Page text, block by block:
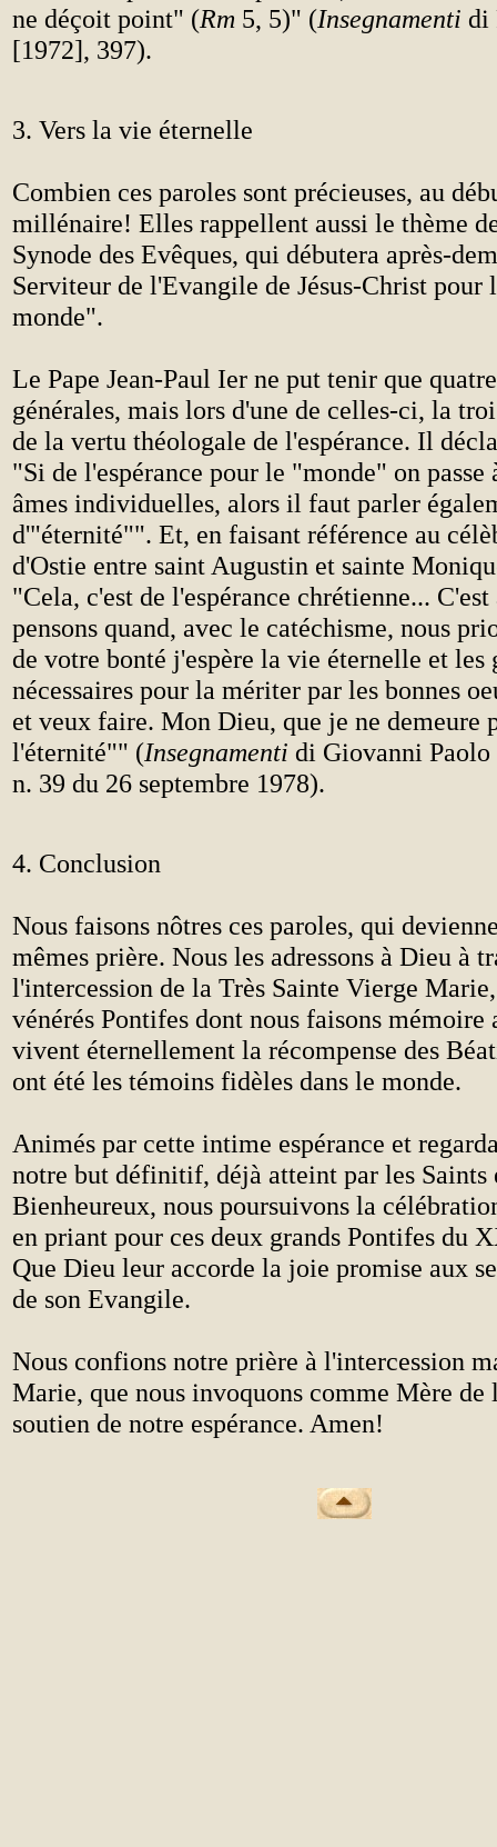
ne déçoit point" (Rm 5, 5)" (Insegnamenti di
[1972], 397).
3. Vers la vie éternelle
Combien ces paroles sont précieuses, au
millénaire! Elles rappellent aussi le thème
Synode des Evêques, qui débutera après-
Serviteur de l'Evangile de Jésus-Christ pour
monde".
Le Pape Jean-Paul Ier ne put tenir que
générales, mais lors d'une de celles-ci, la
de la vertu théologale de l'espérance. Il
"Si de l'espérance pour le "monde" on passe
âmes individuelles, alors il faut parler
d'"éternité"". Et, en faisant référence au
d'Ostie entre saint Augustin et sainte
"Cela, c'est de l'espérance chrétienne...
pensons quand, avec le catéchisme, nous
de votre bonté j'espère la vie éternelle et les
nécessaires pour la mériter par les bonnes
et veux faire. Mon Dieu, que je ne demeure
l'éternité"" (Insegnamenti di Giovanni
n. 39 du 26 septembre 1978).
4. Conclusion
Nous faisons nôtres ces paroles, qui
mêmes prière. Nous les adressons à Dieu à
l'intercession de la Très Sainte Vierge
vénérés Pontifes dont nous faisons mémoire
vivent éternellement la récompense des
ont été les témoins fidèles dans le monde.
Animés par cette intime espérance et
notre but définitif, déjà atteint par les Saints
Bienheureux, nous poursuivons la
en priant pour ces deux grands Pontifes du
Que Dieu leur accorde la joie promise aux
de son Evangile.
Nous confions notre prière à l'intercession
Marie, que nous invoquons comme Mère de
soutien de notre espérance. Amen!